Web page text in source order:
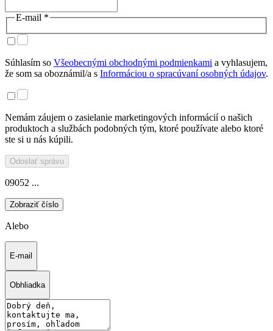
E-mail *
Súhlasím so Všeobecnými obchodnými podmienkami a vyhlasujem,
že som sa oboznámil/a s Informáciou o spracúvaní osobných údajov.
Nemám záujem o zasielanie marketingových informácií o našich
produktoch a službách podobných tým, ktoré používate alebo ktoré
ste si u nás kúpili.
Odoslať správu
09052 ...
Zobraziť číslo
Alebo
E-mail
Obhliadka